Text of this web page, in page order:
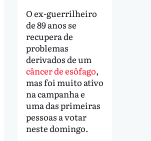
O ex-guerrilheiro
de 89 anos se
recupera de
problemas
derivados de um
câncer de esôfago,
mas foi muito ativo
na campanha e
uma das primeiras
pessoas a votar
neste domingo.